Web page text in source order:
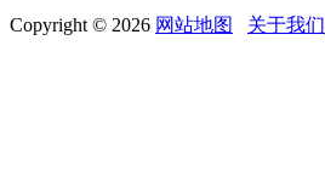
Copyright © 2026 网站地图 关于我们